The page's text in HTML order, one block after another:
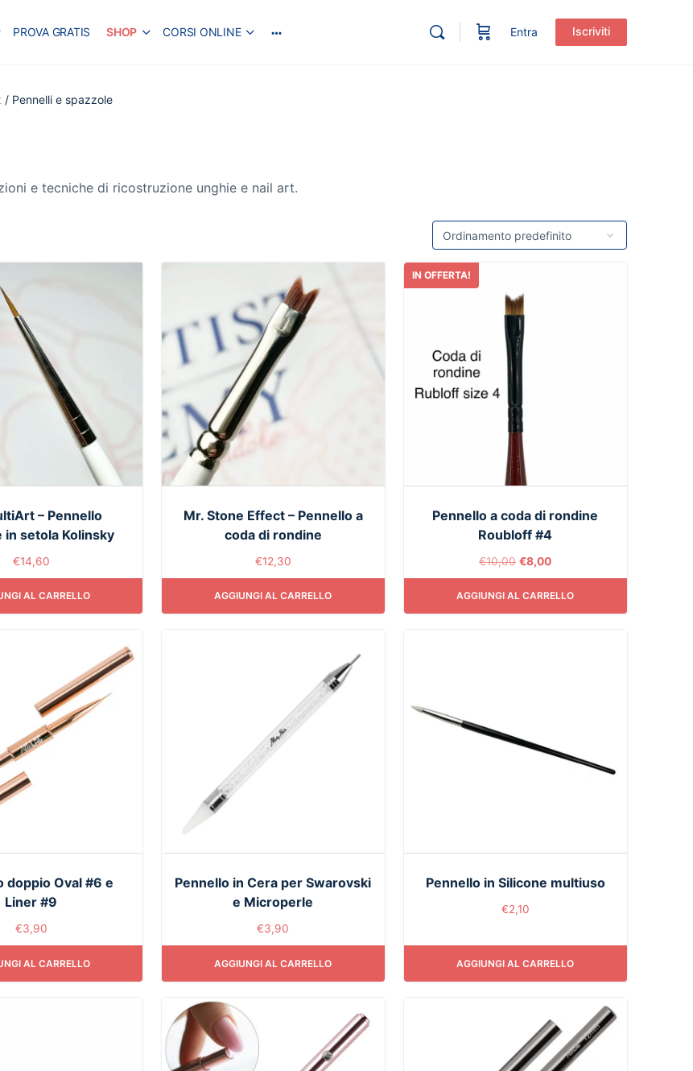
PROVA GRATIS SHOP CORSI ONLINE Entra Iscriviti
/ Pennelli e spazzole
e tecniche di ricostruzione unghie e nail art.
– Pennello
in setola Kolinsky
€14,60
AL CARRELLO
Mr. Stone Effect – Pennello a
coda di rondine
€12,30
AGGIUNGI AL CARRELLO
IN OFFERTA!
Pennello a coda di rondine
Roubloff #4
€10,00 €8,00
AGGIUNGI AL CARRELLO
doppio Oval #6 e
Liner #9
€3,90
AL CARRELLO
Pennello in Cera per Swarovski
e Microperle
€3,90
AGGIUNGI AL CARRELLO
Pennello in Silicone multiuso
€2,10
AGGIUNGI AL CARRELLO